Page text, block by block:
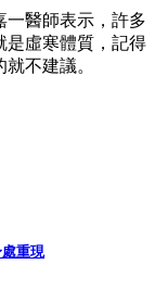
一醫師表示，許多
是虛寒體質，記得
不建議。
重現